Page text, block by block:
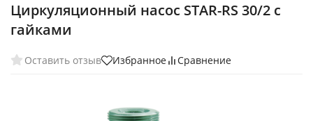
Циркуляционный насос STAR-RS 30/2 с
гайками
Оставить отзыв Избранное Сравнение